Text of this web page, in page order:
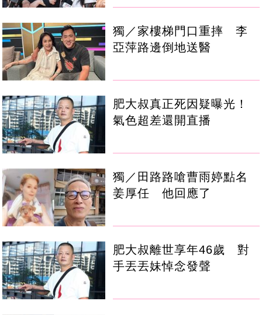
獨／家樓梯門口重摔 李
亞萍路邊倒地送醫
肥大叔真正死因疑曝光！
氣色超差還開直播
獨／田路路嗆曹雨婷點名
姜厚任 他回應了
肥大叔離世享年46歲 對
手丟丟妹悼念發聲